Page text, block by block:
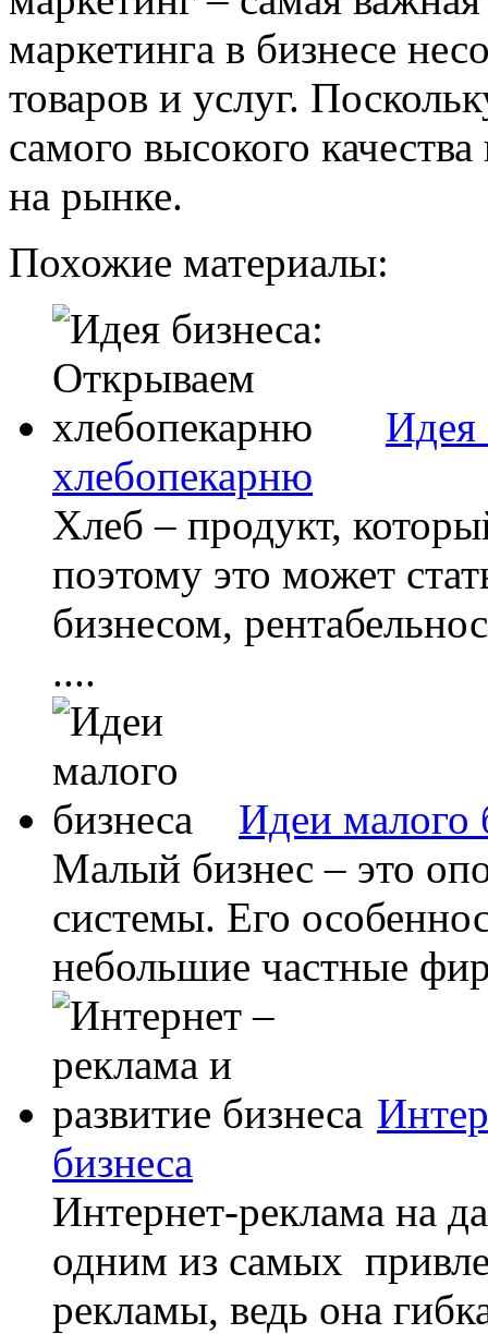
маркетинга в бизнесе
товаров и услуг.
самого высокого
на рынке.
Похожие материалы:
Идея
хлебопекарню
Хлеб – продукт,
поэтому это может
бизнесом,
....
Идеи малого
Малый бизнес – это
системы. Его
небольшие частные
бизнеса
Интернет-реклама на
одним из самых
рекламы, ведь она